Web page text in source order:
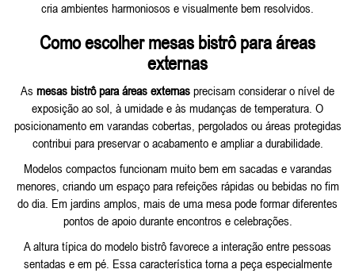
cria ambientes harmoniosos e visualmente bem resolvidos.
Como escolher mesas bistrô para áreas
externas
As mesas bistrô para áreas externas precisam considerar o nível de
exposição ao sol, à umidade e às mudanças de temperatura. O
posicionamento em varandas cobertas, pergolados ou áreas protegidas
contribui para preservar o acabamento e ampliar a durabilidade.
Modelos compactos funcionam muito bem em sacadas e varandas
menores, criando um espaço para refeições rápidas ou bebidas no fim
do dia. Em jardins amplos, mais de uma mesa pode formar diferentes
pontos de apoio durante encontros e celebrações.
A altura típica do modelo bistrô favorece a interação entre pessoas
sentadas e em pé. Essa característica torna a peça especialmente